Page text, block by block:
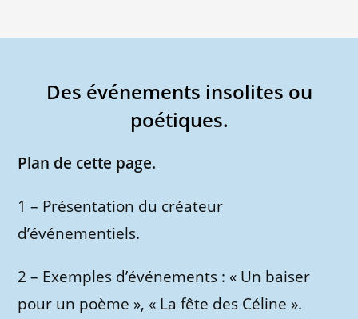
Des événements insolites ou
poétiques.
Plan de cette page.
1 – Présentation du créateur
d’événementiels.
2 – Exemples d’événements : « Un baiser
pour un poème », « La fête des Céline ».